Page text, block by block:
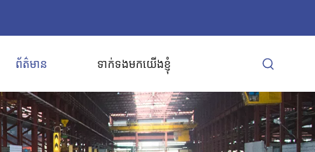
ព័ត៌មាន ទាក់ទងមកយើងខ្ញុំ